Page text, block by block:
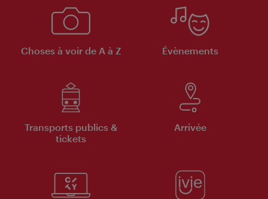
Choses à voir de A à Z Évènements
Transports publics &
tickets
Arrivée